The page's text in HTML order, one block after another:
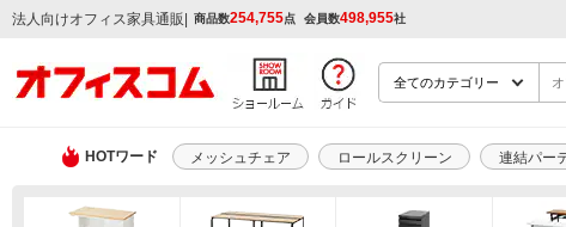
法人向けオフィス家具通販 | 商品数254,755点 会員数498,955社
HOTワード メッシュチェア ロールスクリーン 連結パー